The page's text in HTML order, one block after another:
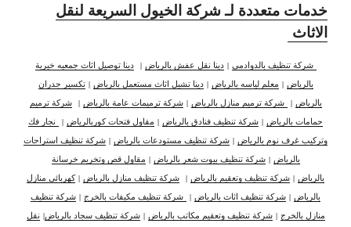
خدمات متعددة لـ شركة الخيول السريعة لنقل
الاثاث
شركة تنظيف بالدوادمي |دينا نقل عفش بالرياض |دينا توصيل اثاث جمعيه خيرية
بالرياض | معلم لياسه بالرياض |دينا تشيل اثاث مستعمل بالرياض |تكسير جدران
بالرياض | شركة ترميم منازل بالرياض |شركة ترميمات عامة بالرياض |شركة ترميم
حمامات بالرياض | شركة تنظيف فنادق بالرياض | مقاول فتحات كوربالرياض |
نجار فك
وتركيب غرف نوم بالرياض | شركة تنظيف مستودعات بالرياض | شركة تنظيف استراحات
بالرياض |شركة تنظيف بيوت شعر بالرياض | مقاول قص وتخريم خرسانة
بالرياض | شركة تنظيف وتعقيم بالرياض | شركة تنظيف منازل بالرياض |كهربائي منازل
بالرياض | شركة تنظيف اثاث بالرياض | شركة تنظيف مكيفات بالخرج | شركة تنظيف
منازل بالخرج |شركة تنظيف وتعقيم مكاتب بالرياض |شركة تنظيف سجاد بالرياض| نقل